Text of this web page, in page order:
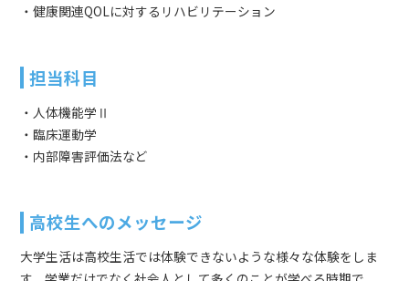
・健康関連QOLに対するリハビリテーション
担当科目
・人体機能学Ⅱ
・臨床運動学
・内部障害評価法など
高校生へのメッセージ
大学生活は高校生活では体験できないような様々な体験をしま